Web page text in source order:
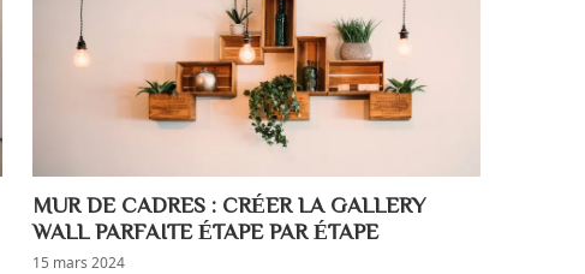
MUR DE CADRES : CRÉER LA GALLERY
WALL PARFAITE ÉTAPE PAR ÉTAPE
15 mars 2024